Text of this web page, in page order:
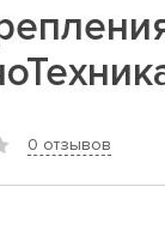
0 отзывов